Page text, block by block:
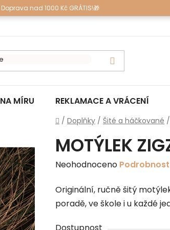
Doprava nad 1000 Kč GRÁTIS!🎁
NA MÍRU REKLAMACE A VRÁCENÍ
Domů
/ Doplňky / Šité a háčkované /
MOTÝLEK
Průměrné
produktu
je
Neohodnoceno
Originální, ručně šitý
poradě, ve škole i u každé
Dostupnost